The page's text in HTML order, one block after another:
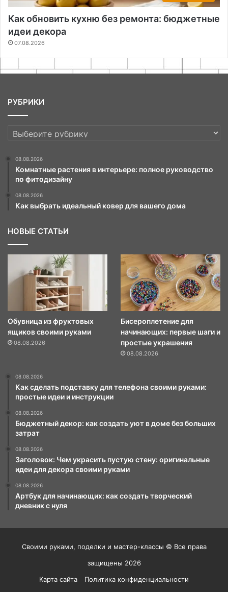
Как обновить кухню без ремонта: бюджетные
идеи декора
07.08.2026
РУБРИКИ
РУБРИКИ
08.08.2026
Комнатные растения в интерьере: полное руководство
по фитодизайну
08.08.2026
Как выбрать идеальный ковер для вашего дома
НОВЫЕ СТАТЬИ
Обувница из фруктовых
ящиков своими руками
08.08.2026
Бисероплетение для
начинающих: первые шаги и
простые украшения
08.08.2026
08.08.2026
Как сделать подставку для телефона своими руками:
простые идеи и инструкции
08.08.2026
Бюджетный декор: как создать уют в доме без больших
затрат
08.08.2026
Заголовок: Чем украсить пустую стену: оригинальные
идеи для декора своими руками
08.08.2026
Артбук для начинающих: как создать творческий
дневник с нуля
Своими руками, поделки и мастер-классы © Все права
защищены 2026
Карта сайта
Политика конфиденциальности